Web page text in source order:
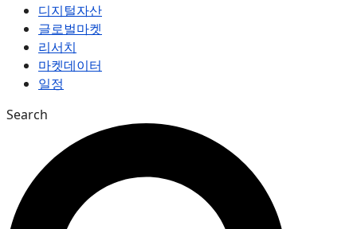
디지털자산
글로벌마켓
리서치
마켓데이터
일정
Search